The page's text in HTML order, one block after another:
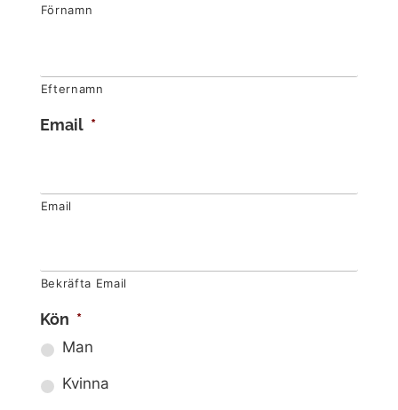
Förnamn
Efternamn
Email *
Email
Bekräfta Email
Kön *
Man
Kvinna